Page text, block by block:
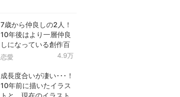
7歳から仲良しの2人！
10年後はより一層仲良
しになっている創作百
合！
恋愛 4.9万
成長度合いが凄い･･･！
10年前に描いたイラス
トと、現在のイラスト